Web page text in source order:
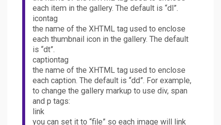
each item in the gallery. The default is “dl”.
icontag
the name of the XHTML tag used to enclose
each thumbnail icon in the gallery. The default
is “dt”.
captiontag
the name of the XHTML tag used to enclose
each caption. The default is “dd”. For example,
to change the gallery markup to use div, span
and p tags:
link
you can set it to “file” so each image will link